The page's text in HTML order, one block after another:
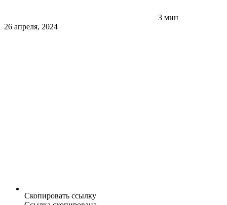
3 мин
26 апреля, 2024
Скопировать ссылку